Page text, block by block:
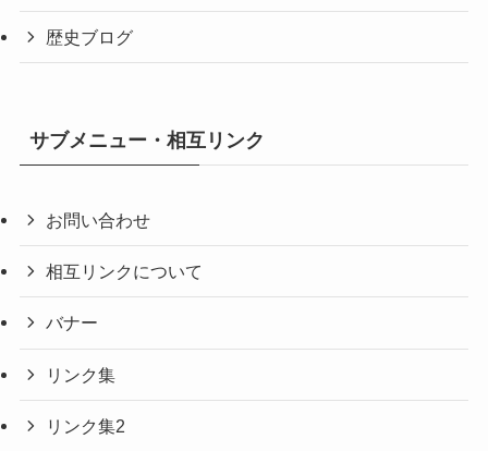
歴史ブログ
サブメニュー・相互リンク
お問い合わせ
相互リンクについて
バナー
リンク集
リンク集2